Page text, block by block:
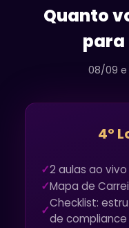
Quanto
08/09 e
4º
✓2 aulas ao vivo
✓Mapa de
✓Checklist:
de compliance